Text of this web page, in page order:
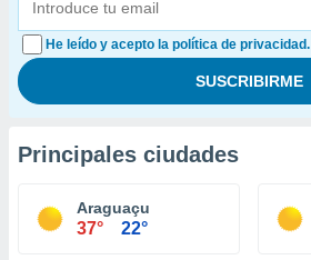
He leído y acepto la política de privacidad.
Principales ciudades
Araguaçu
37° 22°